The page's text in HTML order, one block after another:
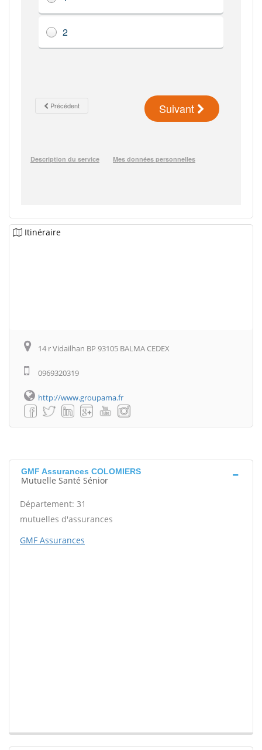
Itinéraire
14 r Vidailhan BP 93105 BALMA CEDEX
0969320319
http://www.groupama.fr
GMF Assurances COLOMIERS
Mutuelle Santé Sénior
Département: 31
mutuelles d'assurances
GMF Assurances